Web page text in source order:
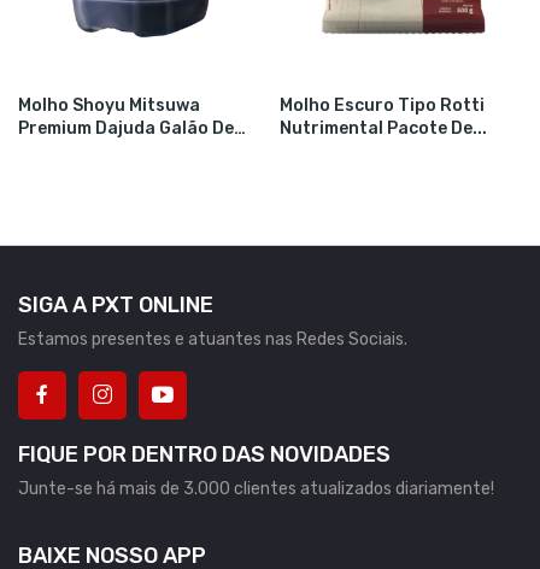
Molho Shoyu Mitsuwa
Premium Dajuda Galão De
Molho Escuro Tipo Rotti
Nutrimental Pacote De...
SIGA A PXT ONLINE
Estamos presentes e atuantes nas Redes Sociais.
FIQUE POR DENTRO DAS NOVIDADES
Junte-se há mais de 3.000 clientes atualizados diariamente!
BAIXE NOSSO APP